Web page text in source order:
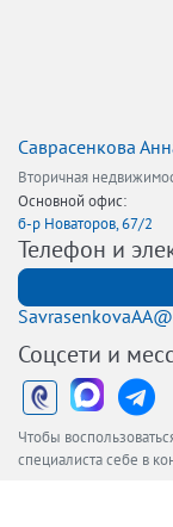
Саврасенкова
Вторичная
Основной офис:
б-р Новаторов, 67/2
Телефон и
Соцсети и
Чтобы
специалиста себе в